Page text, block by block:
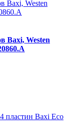
Baxi, Westen